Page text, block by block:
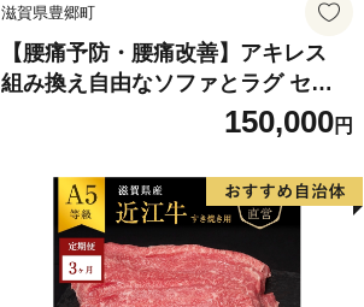
滋賀県豊郷町
【腰痛予防・腰痛改善】アキレス
組み換え自由なソファとラグ セッ
ト うたた寝 コスパ 腰痛改善 日本製
ブラウン ソファラグ ソファーラグ
フェイクスエード ソファー ラグ マ
ット 寝具 家具 インテリア 滋賀県
豊郷町
150,000円